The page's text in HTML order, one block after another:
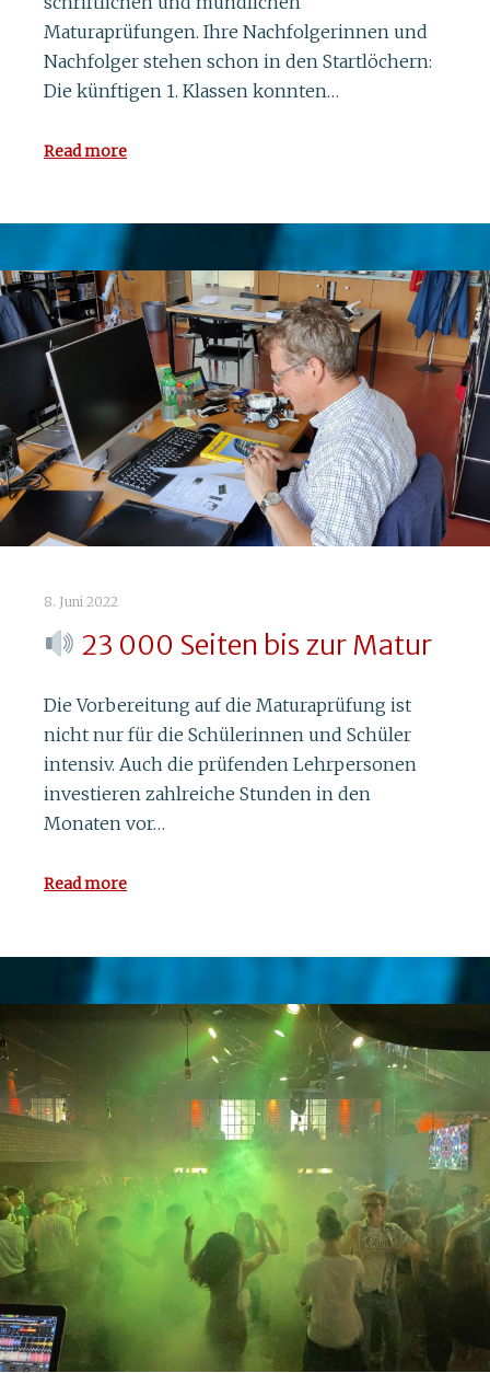
Maturaprüfungen. Ihre Nachfolgerinnen und
Nachfolger stehen schon in den Startlöchern:
Die künftigen 1. Klassen konnten…
Read more
8. Juni 2022
23 000 Seiten bis zur Matur
Die Vorbereitung auf die Maturaprüfung ist
nicht nur für die Schülerinnen und Schüler
intensiv. Auch die prüfenden Lehrpersonen
investieren zahlreiche Stunden in den
Monaten vor…
Read more
Am 27. Oktober 2021 reisten 98
Sekundarschülerinnen und -schüler zum 23.
Kreuzlingen. Wie jedes Jahr hatten wir
Read more
Vielfalt als Programm
Die Vorfreude steigt – und bei manchen
Schülerinnen und Schülern der 4. Klassen
Präsentation der Maturaarbeiten naht. Am
Read more